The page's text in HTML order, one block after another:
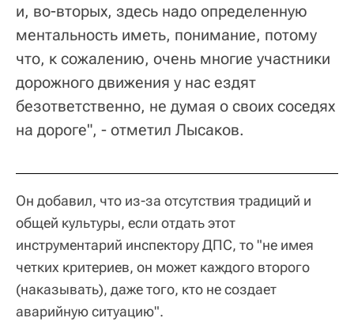
и, во-вторых, здесь надо определенную
ментальность иметь, понимание, потому
что, к сожалению, очень многие участники
дорожного движения у нас ездят
безответственно, не думая о своих соседях
на дороге", - отметил Лысаков.
Он добавил, что из-за отсутствия традиций и
общей культуры, если отдать этот
инструментарий инспектору ДПС, то "не имея
четких критериев, он может каждого второго
(наказывать), даже того, кто не создает
аварийную ситуацию".